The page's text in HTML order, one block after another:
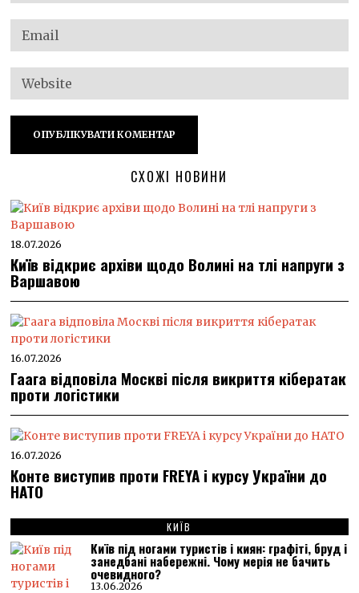
СХОЖІ НОВИНИ
18.07.2026
Київ відкриє архіви щодо Волині на тлі напруги з
Варшавою
16.07.2026
Гаага відповіла Москві після викриття кібератак
проти логістики
16.07.2026
Конте виступив проти FREYA і курсу України до
НАТО
КИЇВ
Київ під ногами туристів і киян: графіті, бруд і
занедбані набережні. Чому мерія не бачить
очевидного?
13.06.2026